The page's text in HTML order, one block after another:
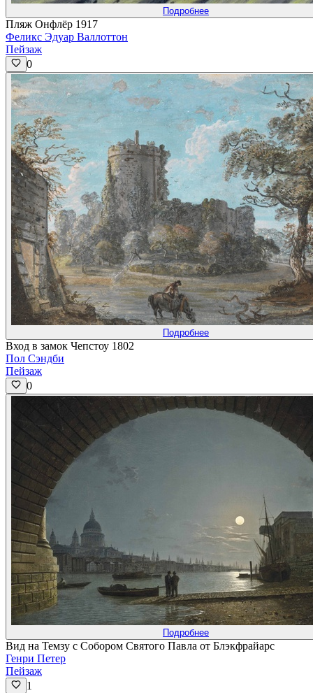
Подробнее
Пляж Онфлёр 1917
Феликс Эдуар Валлоттон
Пейзаж
0
Подробнее
Вход в замок Чепстоу 1802
Пол Сэндби
Пейзаж
0
Подробнее
Вид на Темзу с Собором Святого Павла от Блэкфрайарс
Генри Петер
Пейзаж
1